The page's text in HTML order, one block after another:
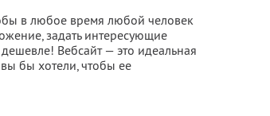
в любое время любой человек
задать интересующие
Вебсайт — это идеальная
бы хотели, чтобы ее